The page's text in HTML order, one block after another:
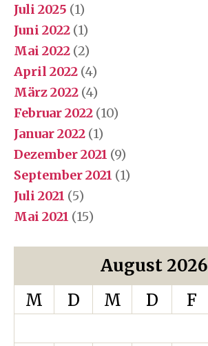
Juli 2025 (1)
Juni 2022 (1)
Mai 2022 (2)
April 2022 (4)
März 2022 (4)
Februar 2022 (10)
Januar 2022 (1)
Dezember 2021 (9)
September 2021 (1)
Juli 2021 (5)
Mai 2021 (15)
August 2026
M
D M D F